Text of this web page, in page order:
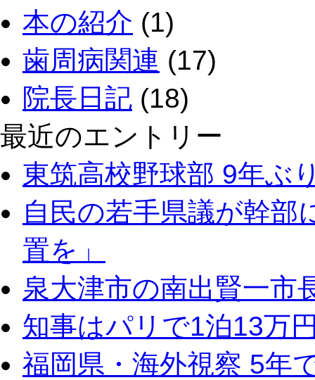
本の紹介 (1)
歯周病関連 (17)
院長日記 (18)
最近のエントリー
東筑高校野球部 9年ぶ
自民の若手県議が幹部
置を」
泉大津市の南出賢一市
知事はパリで1泊13万
福岡県・海外視察 5年